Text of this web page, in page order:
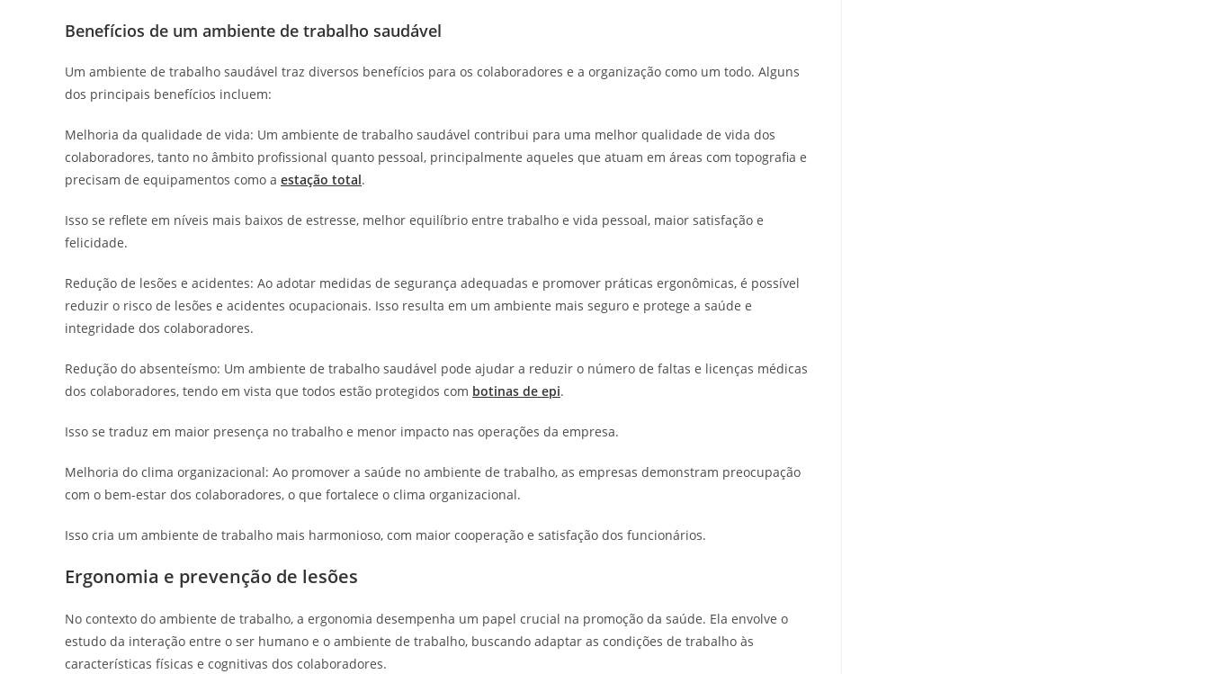
Benefícios de um ambiente de trabalho saudável
Um ambiente de trabalho saudável traz diversos benefícios para os colaboradores e a organização como um todo. Alguns
dos principais benefícios incluem:
Melhoria da qualidade de vida: Um ambiente de trabalho saudável contribui para uma melhor qualidade de vida dos
colaboradores, tanto no âmbito profissional quanto pessoal, principalmente aqueles que atuam em áreas com topografia e
precisam de equipamentos como a estação total.
Isso se reflete em níveis mais baixos de estresse, melhor equilíbrio entre trabalho e vida pessoal, maior satisfação e
felicidade.
Redução de lesões e acidentes: Ao adotar medidas de segurança adequadas e promover práticas ergonômicas, é possível
reduzir o risco de lesões e acidentes ocupacionais. Isso resulta em um ambiente mais seguro e protege a saúde e
integridade dos colaboradores.
Redução do absenteísmo: Um ambiente de trabalho saudável pode ajudar a reduzir o número de faltas e licenças médicas
dos colaboradores, tendo em vista que todos estão protegidos com botinas de epi.
Isso se traduz em maior presença no trabalho e menor impacto nas operações da empresa.
Melhoria do clima organizacional: Ao promover a saúde no ambiente de trabalho, as empresas demonstram preocupação
com o bem-estar dos colaboradores, o que fortalece o clima organizacional.
Isso cria um ambiente de trabalho mais harmonioso, com maior cooperação e satisfação dos funcionários.
Ergonomia e prevenção de lesões
No contexto do ambiente de trabalho, a ergonomia desempenha um papel crucial na promoção da saúde. Ela envolve o
estudo da interação entre o ser humano e o ambiente de trabalho, buscando adaptar as condições de trabalho às
características físicas e cognitivas dos colaboradores.